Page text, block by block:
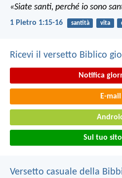
«Siate santi, perché io sono
1 Pietro 1:15-16 santità vita
Ricevi il versetto Biblico
Notifica
E-mail
Sul tuo
Versetto casuale della